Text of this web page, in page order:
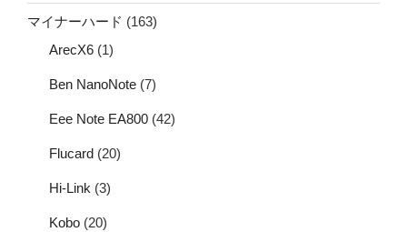
マイナーハード (163)
ArecX6 (1)
Ben NanoNote (7)
Eee Note EA800 (42)
Flucard (20)
Hi-Link (3)
Kobo (20)